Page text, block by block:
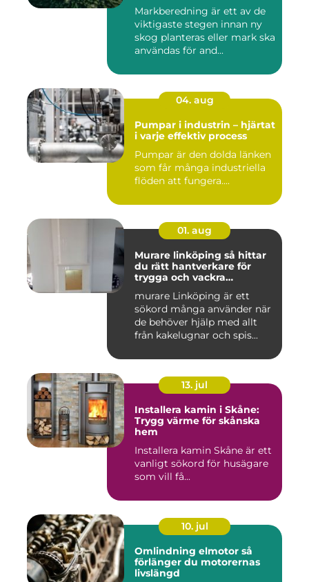
Markberedning är ett av de
viktigaste stegen innan ny
skog planteras eller mark ska
användas för and...
04. aug
Pumpar i industrin – hjärtat
i varje effektiv process
Pumpar är den dolda länken
som får många industriella
flöden att fungera....
01. aug
Murare linköping så hittar
du rätt hantverkare för
trygga och vackra
murare Linköping är ett
sökord många använder när
de behöver hjälp med allt
från kakelugnar och spis...
13. jul
Installera kamin i Skåne:
Trygg värme för skånska
hem
Installera kamin Skåne är ett
vanligt sökord för husägare
som vill få...
10. jul
Omlindning elmotor så
förlänger du motorernas
livslängd